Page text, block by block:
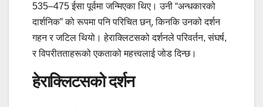
535–475 ईसा पूर्वमा जन्मिएका थिए। उनी “अन्धकारको
दार्शनिक” को रूपमा पनि परिचित छन्, किनकि उनको दर्शन
गहन र जटिल थियो। हेराक्लिटसको दर्शनले परिवर्तन, संघर्ष,
र विपरीतताहरूको एकताको महत्त्वलाई जोड दिन्छ।
हेराक्लिटसको दर्शन